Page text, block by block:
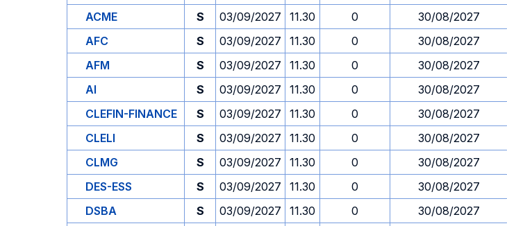
ACME
S 03/09/2027 11.30 0
30/08/2027
AFC
S 03/09/2027 11.30 0
30/08/2027
AFM
S 03/09/2027 11.30 0
30/08/2027
AI
S 03/09/2027 11.30 0
30/08/2027
CLEFIN-FINANCE
S 03/09/2027 11.30 0
30/08/2027
CLELI
S 03/09/2027 11.30 0
30/08/2027
CLMG
S 03/09/2027 11.30 0
30/08/2027
DES-ESS
S 03/09/2027 11.30 0
30/08/2027
DSBA
S 03/09/2027 11.30 0
30/08/2027